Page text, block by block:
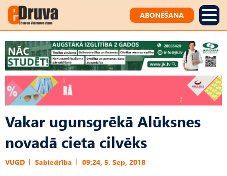
ABONĒŠANA
Vakar ugunsgrēkā Alūksnes
novadā cieta cilvēks
VUGD Sabiedrība 09:24, 5. Sep, 2018